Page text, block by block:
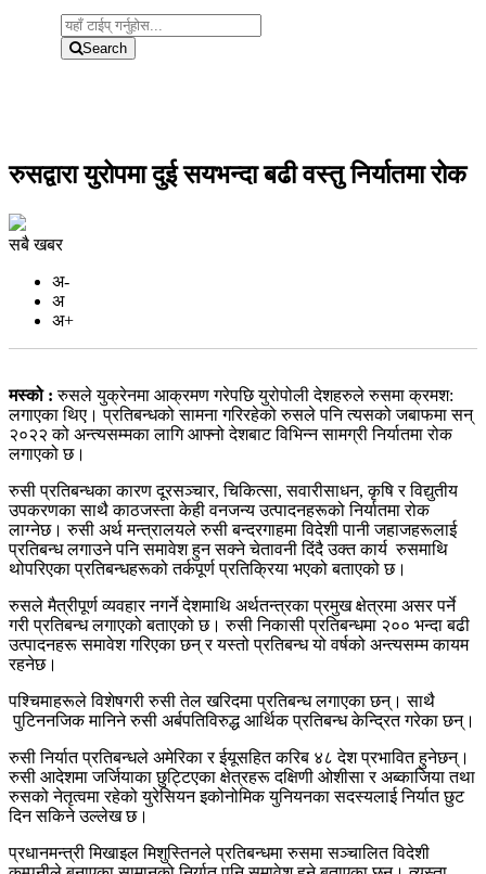
Search
रुसद्वारा युरोपमा दुई सयभन्दा बढी वस्तु निर्यातमा रोक
सबै खबर
अ-
अ
अ+
मस्को : रुसले युक्रेनमा आक्रमण गरेपछि युरोपोली देशहरुले रुसमा क्रमश:
लगाएका थिए। प्रतिबन्धको सामना गरिरहेको रुसले पनि त्यसको जबाफमा सन्
२०२२ को अन्त्यसम्मका लागि आफ्नो देशबाट विभिन्न सामग्री निर्यातमा रोक
लगाएको छ।
रुसी प्रतिबन्धका कारण दूरसञ्चार, चिकित्सा, सवारीसाधन, कृषि र विद्युतीय
उपकरणका साथै काठजस्ता केही वनजन्य उत्पादनहरूको निर्यातमा रोक
लाग्नेछ। रुसी अर्थ मन्त्रालयले रुसी बन्दरगाहमा विदेशी पानी जहाजहरूलाई
प्रतिबन्ध लगाउने पनि समावेश हुन सक्ने चेतावनी दिंदै उक्त कार्य रुसमाथि
थोपरिएका प्रतिबन्धहरूको तर्कपूर्ण प्रतिक्रिया भएको बताएको छ।
रुसले मैत्रीपूर्ण व्यवहार नगर्ने देशमाथि अर्थतन्त्रका प्रमुख क्षेत्रमा असर पर्ने
गरी प्रतिबन्ध लगाएको बताएको छ। रुसी निकासी प्रतिबन्धमा २०० भन्दा बढी
उत्पादनहरू समावेश गरिएका छन् र यस्तो प्रतिबन्ध यो वर्षको अन्त्यसम्म कायम
रहनेछ।
पश्चिमाहरूले विशेषगरी रुसी तेल खरिदमा प्रतिबन्ध लगाएका छन्। साथै
पुटिननजिक मानिने रुसी अर्बपतिविरुद्ध आर्थिक प्रतिबन्ध केन्द्रित गरेका छन्।
रुसी निर्यात प्रतिबन्धले अमेरिका र ईयूसहित करिब ४८ देश प्रभावित हुनेछन्।
रुसी आदेशमा जर्जियाका छुट्टिएका क्षेत्रहरू दक्षिणी ओशीसा र अब्काजिया तथा
रुसको नेतृत्वमा रहेको युरेसियन इकोनोमिक युनियनका सदस्यलाई निर्यात छुट
दिन सकिने उल्लेख छ।
प्रधानमन्त्री मिखाइल मिशुस्तिनले प्रतिबन्धमा रुसमा सञ्चालित विदेशी